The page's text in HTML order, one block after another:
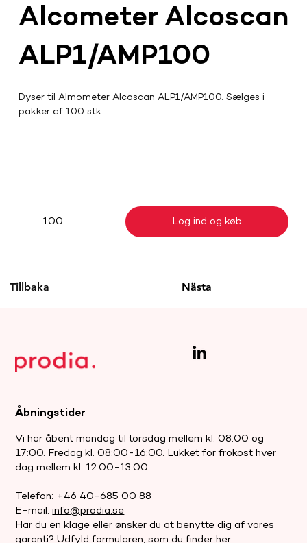
Alcometer Alcoscan
ALP1/AMP100
Dyser til Almometer Alcoscan ALP1/AMP100. Sælges i
pakker af 100 stk.
100 Log ind og køb
Nästa
Tillbaka
Åbningstider
Vi har åbent mandag til torsdag mellem kl. 08:00 og
17:00. Fredag kl. 08:00-16:00. Lukket for frokost hver
dag mellem kl. 12:00-13:00.
Telefon: +46 40-685 00 88
E-mail:info@prodia.se
Har du en klage eller ønsker du at benytte dig af vores
garanti? Udfyld formularen, som du finderher.